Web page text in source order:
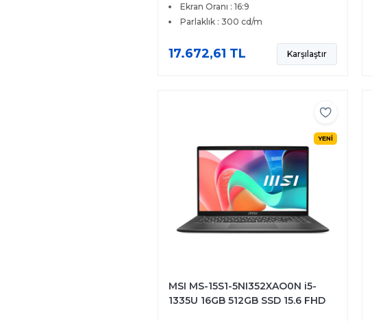
Ekran Oranı : 16:9
Parlaklık : 300 cd/m
17.672,61 TL Karşılaştır
YENİ
MSI MS-15S1-5NI352XAO0N i5-
1335U 16GB 512GB SSD 15.6 FHD